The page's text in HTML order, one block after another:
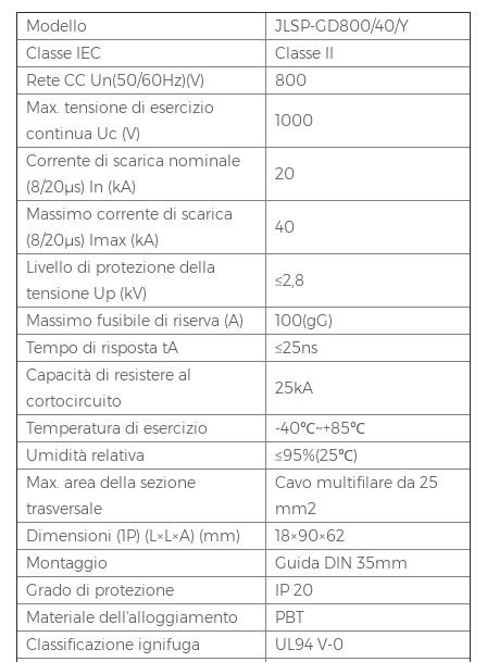
Modello
JLSP-GD800/40/Y
Classe IEC
Classe II
Rete CC Un(50/60Hz)(V)
800
Max. tensione di esercizio
continua Uc (V)
1000
Corrente di scarica nominale
(8/20μs) In (kA)
20
Massimo corrente di scarica
(8/20μs) Imax (kA)
40
Livello di protezione della
tensione Up (kV)
≤2,8
Massimo fusibile di riserva (A)
100(gG)
Tempo di risposta tA
≤25ns
Capacità di resistere al
cortocircuito
25kA
Temperatura di esercizio
-40℃~+85℃
Umidità relativa
≤95%(25℃)
Max. area della sezione
trasversale
Cavo multifilare da 25
mm2
Dimensioni (1P) (L×L×A) (mm)
18×90×62
Montaggio
Guida DIN 35mm
Grado di protezione
IP 20
Materiale dell'alloggiamento
PBT
Classificazione ignifuga
UL94 V-0